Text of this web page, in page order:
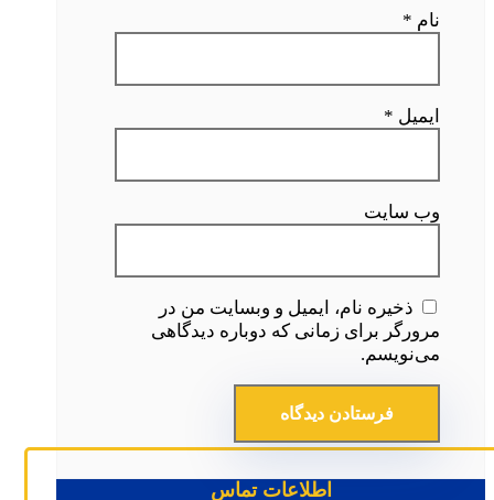
نام *
ایمیل *
وب‌ سایت
ذخیره نام، ایمیل و وبسایت من در
مرورگر برای زمانی که دوباره دیدگاهی
می‌نویسم.
اطلاعات تماس